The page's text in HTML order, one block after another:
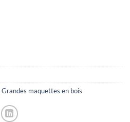
Grandes maquettes en bois